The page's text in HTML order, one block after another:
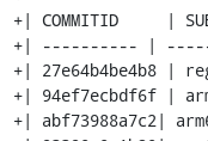
+| COMMITID     |
+| ---------- |
+| 27e64b4be4b8 |
+| 94ef7ecbdf6f |
+| abf73988a7c2|